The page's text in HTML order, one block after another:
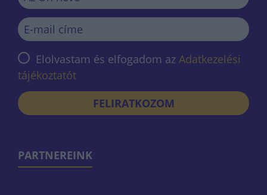
Elolvastam és elfogadom az Adatkezelési
tájékoztatót
FELIRATKOZOM
PARTNEREINK